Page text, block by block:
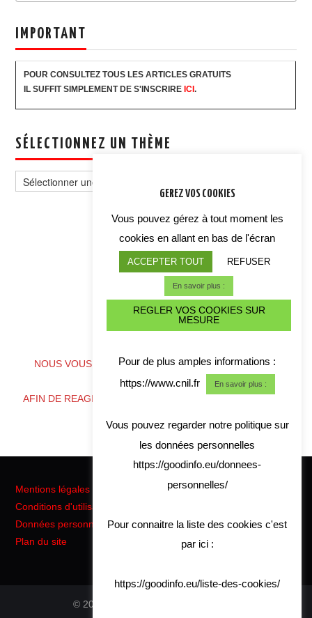
IMPORTANT
POUR CONSULTEZ TOUS LES ARTICLES GRATUITS
IL SUFFIT SIMPLEMENT DE S'INSCRIRE ICI.
SÉLECTIONNEZ UN THÈME
un
thème
ALERTE CYBER CRISE
NOUS VOUS CONSEILLONS DE TELECHARGER NOS
COORDONNES
AFIN DE REAGIR RAPIDEMENT EN CAS DE CRISE CYBER
Mentions légales
Conditions d'utilisation
Données personnelles RGPD
Plan du site
© 2026 Good Info. All rights reserved.
GEREZ VOS COOKIES
Vous pouvez gérez à tout moment les
cookies en allant en bas de l'écran
ACCEPTER TOUT REFUSER
En savoir plus :
REGLER VOS COOKIES SUR
MESURE
Pour de plus amples informations :
https://www.cnil.fr
En savoir plus :
Vous pouvez regarder notre politique sur
les données personnelles
https://goodinfo.eu/donnees-
personnelles/
Pour connaitre la liste des cookies c'est
par ici :
https://goodinfo.eu/liste-des-cookies/